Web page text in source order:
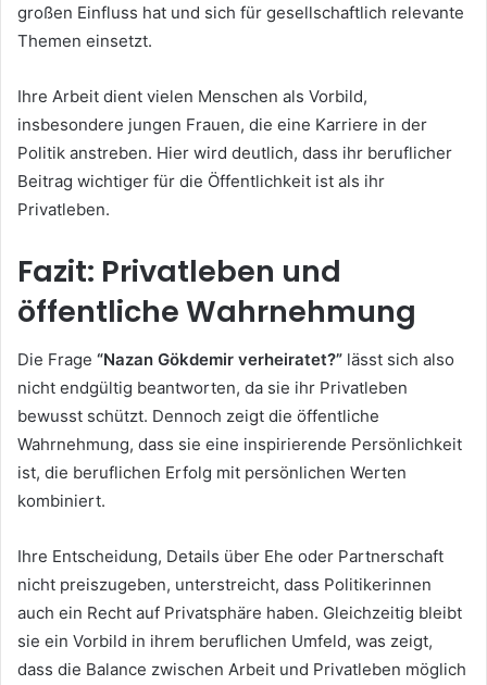
großen Einfluss hat und sich für gesellschaftlich relevante
Themen einsetzt.
Ihre Arbeit dient vielen Menschen als Vorbild,
insbesondere jungen Frauen, die eine Karriere in der
Politik anstreben. Hier wird deutlich, dass ihr beruflicher
Beitrag wichtiger für die Öffentlichkeit ist als ihr
Privatleben.
Fazit: Privatleben und
öffentliche Wahrnehmung
Die Frage “Nazan Gökdemir verheiratet?” lässt sich also
nicht endgültig beantworten, da sie ihr Privatleben
bewusst schützt. Dennoch zeigt die öffentliche
Wahrnehmung, dass sie eine inspirierende Persönlichkeit
ist, die beruflichen Erfolg mit persönlichen Werten
kombiniert.
Ihre Entscheidung, Details über Ehe oder Partnerschaft
nicht preiszugeben, unterstreicht, dass Politikerinnen
auch ein Recht auf Privatsphäre haben. Gleichzeitig bleibt
sie ein Vorbild in ihrem beruflichen Umfeld, was zeigt,
dass die Balance zwischen Arbeit und Privatleben möglich